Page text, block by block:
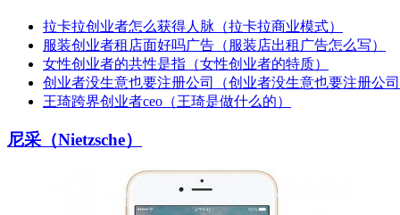
拉卡拉创业者怎么获得人脉（拉卡拉商业模式）
服装创业者租店面好吗广告（服装店出租广告怎么写）
女性创业者的共性是指（女性创业者的特质）
创业者没生意也要注册公司（创业者没生意也要注册公
王琦跨界创业者ceo（王琦是做什么的）
尼采（Nietzsche）